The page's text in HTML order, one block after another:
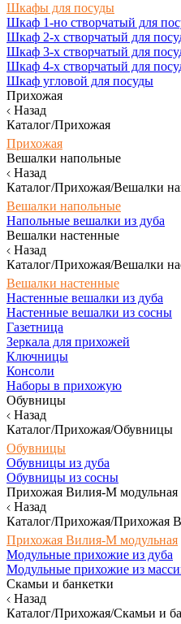
Шкафы для посуды
Шкаф 1-но створчатый для
Шкаф 2-х створчатый для
Шкаф 3-х створчатый для
Шкаф 4-х створчатый для
Шкаф угловой для посуды
Прихожая
Назад
Каталог/Прихожая
Прихожая
Вешалки напольные
Назад
Каталог/Прихожая/Вешалки
Вешалки напольные
Напольные вешалки из дуба
Вешалки настенные
Назад
Каталог/Прихожая/Вешалки
Вешалки настенные
Настенные вешалки из дуба
Настенные вешалки из сосны
Газетница
Зеркала для прихожей
Ключницы
Консоли
Наборы в прихожую
Обувницы
Назад
Каталог/Прихожая/Обувницы
Обувницы
Обувницы из дуба
Обувницы из сосны
Прихожая Вилия-М модульная
Назад
Каталог/Прихожая/Прихожая
Прихожая Вилия-М модульная
Модульные прихожие из дуба
Модульные прихожие из
Скамьи и банкетки
Назад
Каталог/Прихожая/Скамьи и